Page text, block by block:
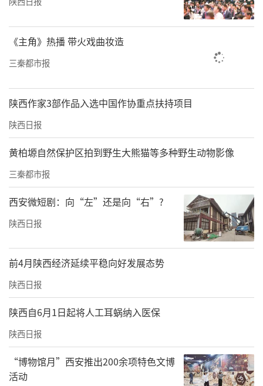
《主角》热播 带火戏曲妆造
三秦都市报
陕西作家3部作品入选中国作协重点扶持项目
陕西日报
黄柏塬自然保护区拍到野生大熊猫等多种野生动物影像
三秦都市报
西安微短剧：向“左”还是向“右”?
陕西日报
前4月陕西经济延续平稳向好发展态势
陕西日报
陕西自6月1日起将人工耳蜗纳入医保
陕西日报
“博物馆月”西安推出200余项特色文博
活动